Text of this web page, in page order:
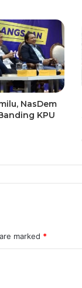
NasDem
KPU
marked *